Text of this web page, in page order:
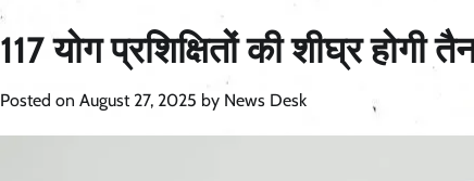
117 योग प्रशिक्षितों की शीघ्र होगी
Posted on August 27, 2025 by News Desk